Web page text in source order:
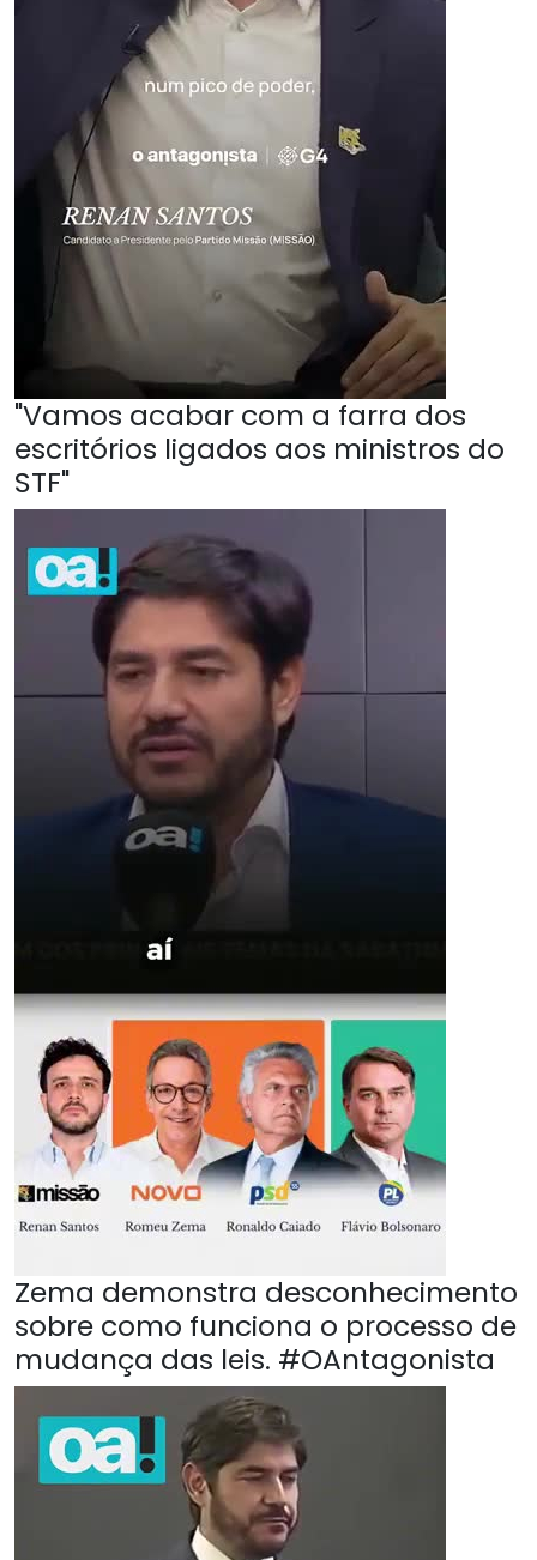
"Vamos acabar com a farra dos
escritórios ligados aos ministros do
STF"
Zema demonstra desconhecimento
sobre como funciona o processo de
mudança das leis. #OAntagonista